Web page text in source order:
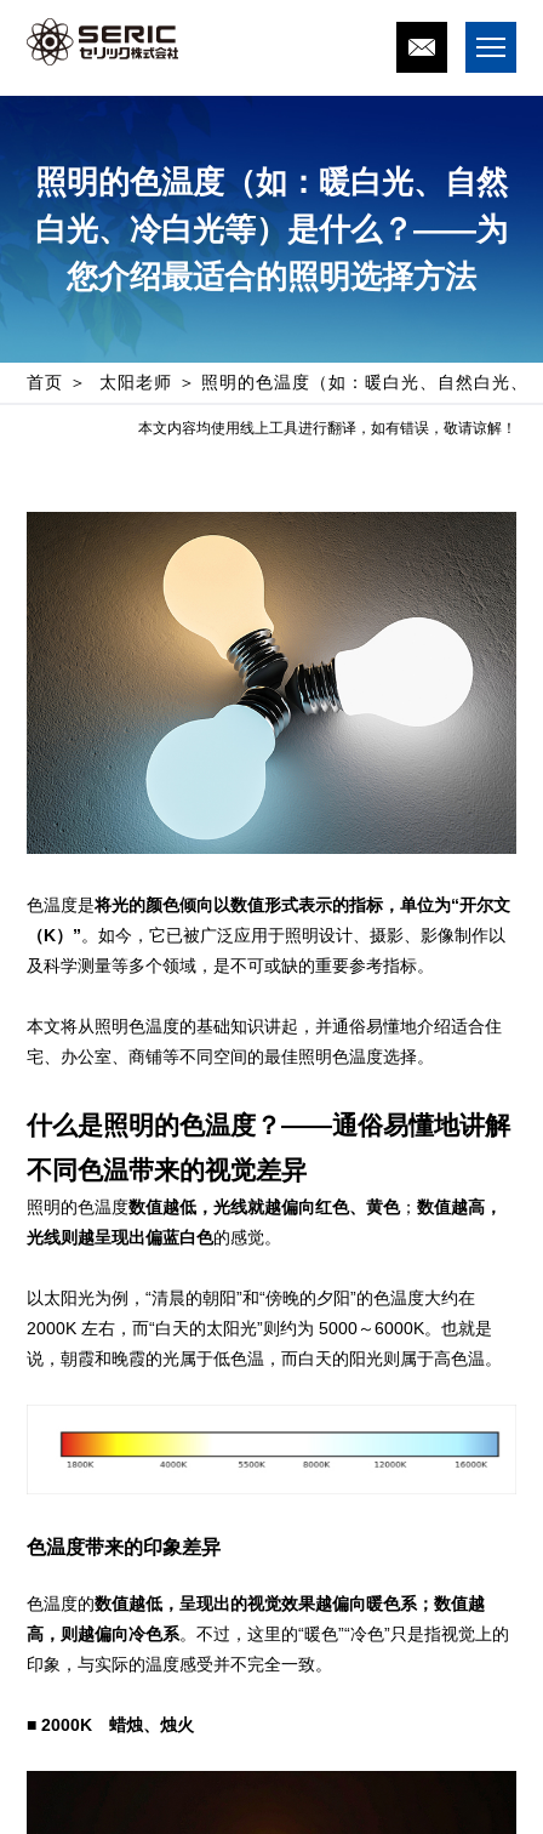
照明的色温度（如：暖白光、自然
白光、冷白光等）是什么？——为
您介绍最适合的照明选择方法
首页 太阳老师 照明的色温度（如：暖白光、自然白光
本文内容均使用线上工具进行翻译，如有错误，敬请谅解！
色温度是将光的颜色倾向以数值形式表示的指标，单位为“开尔文
（K）”。如今，它已被广泛应用于照明设计、摄影、影像制作以
及科学测量等多个领域，是不可或缺的重要参考指标。
本文将从照明色温度的基础知识讲起，并通俗易懂地介绍适合住
宅、办公室、商铺等不同空间的最佳照明色温度选择。
什么是照明的色温度？——通俗易懂地讲解
不同色温带来的视觉差异
照明的色温度数值越低，光线就越偏向红色、黄色；数值越高，
光线则越呈现出偏蓝白色的感觉。
以太阳光为例，“清晨的朝阳”和“傍晚的夕阳”的色温度大约在
2000K 左右，而“白天的太阳光”则约为 5000～6000K。也就是
说，朝霞和晚霞的光属于低色温，而白天的阳光则属于高色温。
色温度带来的印象差异
色温度的数值越低，呈现出的视觉效果越偏向暖色系；数值越
高，则越偏向冷色系。不过，这里的“暖色”“冷色”只是指视觉上的
印象，与实际的温度感受并不完全一致。
■ 2000K 蜡烛、烛火